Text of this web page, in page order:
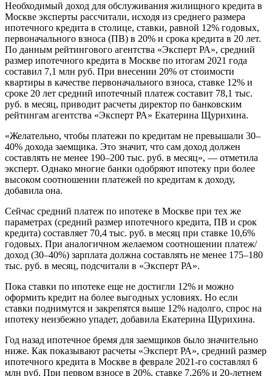
Необходимый доход для обслуживания жилищного кредита в
Москве эксперты рассчитали, исходя из среднего размера
ипотечного кредита в столице, ставки, равной 12% годовых,
первоначального взноса (ПВ) в 20% и срока кредита в 20 лет.
По данным рейтингового агентства «Эксперт РА», средний
размер ипотечного кредита в Москве по итогам 2021 года
составил 7,1 млн руб. При внесении 20% от стоимости
квартиры в качестве первоначального взноса, ставке 12% и
сроке 20 лет средний ипотечный платеж составит 78,1 тыс.
руб. в месяц, приводит расчеты директор по банковским
рейтингам агентства «Эксперт РА» Екатерина Щурихина.
«Желательно, чтобы платежи по кредитам не превышали 30–
40% дохода заемщика. Это значит, что сам доход должен
составлять не менее 190–200 тыс. руб. в месяц», — отметила
эксперт. Однако многие банки одобряют ипотеку при более
высоком соотношении платежей по кредитам к доходу,
добавила она.
Сейчас средний платеж по ипотеке в Москве при тех же
параметрах (средний размер ипотечного кредита, ПВ и срок
кредита) составляет 70,4 тыс. руб. в месяц при ставке 10,6%
годовых. При аналогичном желаемом соотношении платеж/
доход (30–40%) зарплата должна составлять не менее 175–180
тыс. руб. в месяц, подсчитали в «Эксперт РА».
Пока ставки по ипотеке еще не достигли 12% и можно
оформить кредит на более выгодных условиях. Но если
ставки поднимутся и закрепятся выше 12% надолго, спрос на
ипотеку неизбежно упадет, добавила Екатерина Щурихина.
Год назад ипотечное бремя для заемщиков было значительно
ниже. Как показывают расчеты «Эксперт РА», средний размер
ипотечного кредита в Москве в феврале 2021-го составлял 6
млн руб. При первом взносе в 20%, ставке 7,26% и 20-летнем